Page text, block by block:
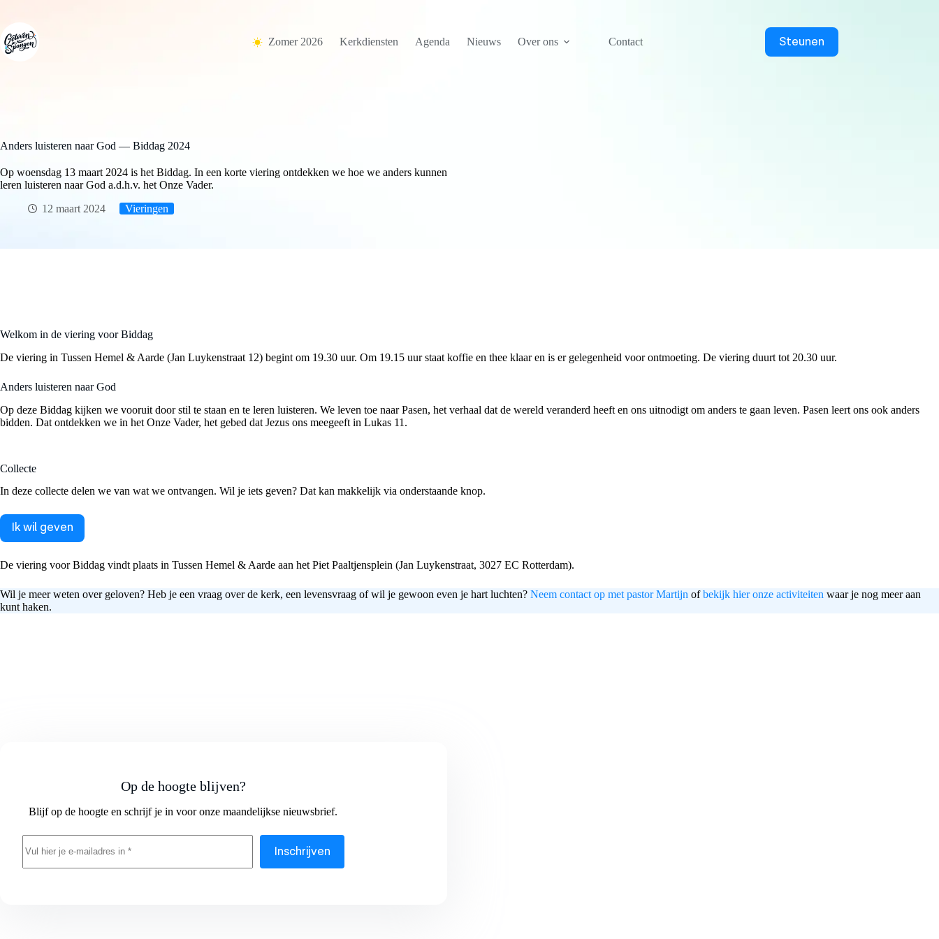
inhoud
Zomer 2026 Kerkdiensten Agenda Nieuws Over ons Contact Steunen
Anders luisteren naar God — Biddag 2024
Op woensdag 13 maart 2024 is het Biddag. In een korte viering ontdekken we hoe we anders kunnen
leren luisteren naar God a.d.h.v. het Onze Vader.
12 maart 2024
Vieringen
Welkom in de viering voor Biddag
De viering in Tussen Hemel & Aarde (Jan Luykenstraat 12) begint om 19.30 uur. Om 19.15 uur staat koffie en thee klaar en is er gelegenheid voor ontmoeting. De viering duurt tot 20.30 uur.
Anders luisteren naar God
Op deze Biddag kijken we vooruit door stil te staan en te leren luisteren. We leven toe naar Pasen, het verhaal dat de wereld veranderd heeft en ons uitnodigt om anders te gaan leven. Pasen leert ons ook anders
bidden. Dat ontdekken we in het Onze Vader, het gebed dat Jezus ons meegeeft in Lukas 11.
Collecte
In deze collecte delen we van wat we ontvangen. Wil je iets geven? Dat kan makkelijk via onderstaande knop.
Ik wil geven
De viering voor Biddag vindt plaats in Tussen Hemel & Aarde aan het Piet Paaltjensplein (Jan Luykenstraat, 3027 EC Rotterdam).
Wil je meer weten over geloven? Heb je een vraag over de kerk, een levensvraag of wil je gewoon even je hart luchten? Neem contact op met pastor Martijn ofbekijk hier onze activiteiten waar je nog meer aan
kunt haken.
Op de hoogte blijven?
Blijf op de hoogte en schrijf je in voor onze maandelijkse nieuwsbrief.
Inschrijven